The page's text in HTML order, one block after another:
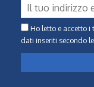
Ho letto e accetto i
dati inseriti secondo